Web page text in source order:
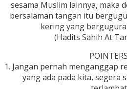
sesama Muslim lainnya, maka
bersalaman tangan itu
kering yang
(Hadits Sahih At
1. Jangan pernah menganggap
yang ada pada kita, segera